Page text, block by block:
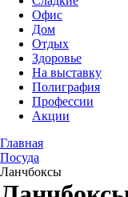
Офис
Дом
Отдых
Здоровье
На выставку
Полиграфия
Профессии
Акции
Главная
Посуда
Ланчбоксы